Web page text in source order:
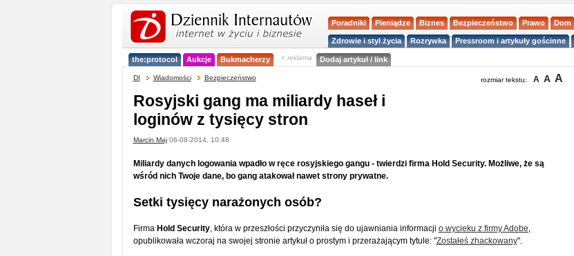
Poradniki Pieniądze Biznes Bezpieczeństwo Prawo Dom
Zdrowie i styl życia Rozrywka Pressroom i artykuły gościnne
the:protocol Aukcje Bukmacherzy < reklama Dodaj artykuł / link
DI Wiadomości Bezpieczeństwo rozmiar tekstu: A A A
Rosyjski gang ma miliardy haseł i
loginów z tysięcy stron
Marcin Maj06-08-2014, 10:48
Miliardy danych logowania wpadło w ręce rosyjskiego gangu - twierdzi firma Hold Security. Możliwe, że są
wśród nich Twoje dane, bo gang atakował nawet strony prywatne.
Setki tysięcy narażonych osób?
Firma Hold Security, która w przeszłości przyczyniła się do ujawniania informacji o wycieku z firmy Adobe,
opublikowała wczoraj na swojej stronie artykuł o prostym i przerażającym tytule: "Zostałeś zhackowany".